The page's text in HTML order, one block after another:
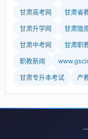
甘肃高考网 甘肃省
甘肃升学网 甘肃陇
甘肃中考网 甘肃职
职教新闻
甘肃专升本考试 产